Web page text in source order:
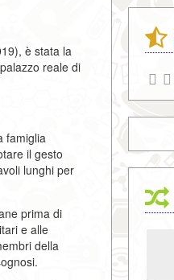
è stata la
reale di
famiglia
il gesto
lunghi per
prima di
e alle
della